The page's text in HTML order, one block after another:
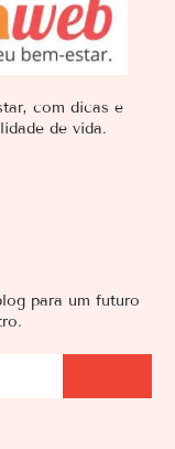
para um futuro
com dicas e
de vida.